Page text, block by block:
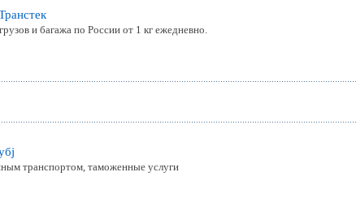
и багажа по России от 1 кг ежедневно.
транспортом, таможенные услуги